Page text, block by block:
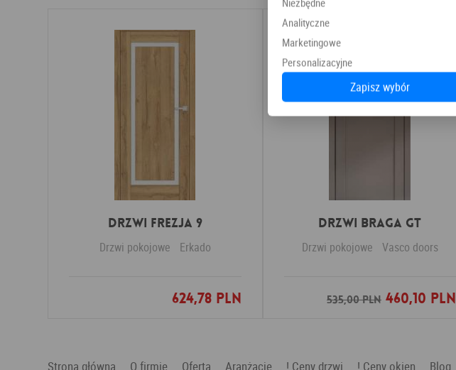
DRZWI FREZJA 9
Drzwi pokojowe Erkado
624,78 PLN
Dodaj do ulubionych
Drzwi Braga GT
Drzwi pokojowe Vasco doors
535,00 PLN460,10 PLN
Dodaj do ulubionych
Strona główna O firmie Oferta Aranżacje ! Ceny drzwi ! Ceny okien Blog
Analityczne
Marketingowe
Personalizacyjne
Zapisz wybór